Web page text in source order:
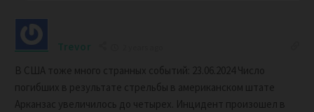
Trevor
В США тоже много странных событий: 23.06.2024 Число
погибших в результате стрельбы в американском штате
Арканзас увеличилось до четырех. Инцидент произошел в